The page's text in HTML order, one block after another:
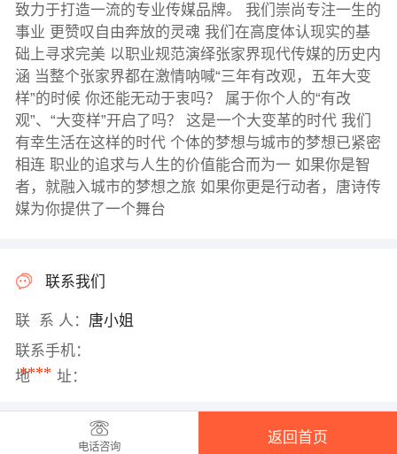
致力于打造一流的专业传媒品牌。 我们崇尚专注一生的
事业 更赞叹自由奔放的灵魂 我们在高度体认现实的基
础上寻求完美 以职业规范演绎张家界现代传媒的历史内
涵 当整个张家界都在激情呐喊“三年有改观，五年大变
样”的时候 你还能无动于衷吗？ 属于你个人的“有改
观”、“大变样”开启了吗？ 这是一个大变革的时代 我们
有幸生活在这样的时代 个体的梦想与城市的梦想已紧密
相连 职业的追求与人生的价值能合而为一 如果你是智
者，就融入城市的梦想之旅 如果你更是行动者，唐诗传
媒为你提供了一个舞台
联系我们
联 系 人： 唐小姐
联系手机：
****
地 址：
电话咨询
返回首页